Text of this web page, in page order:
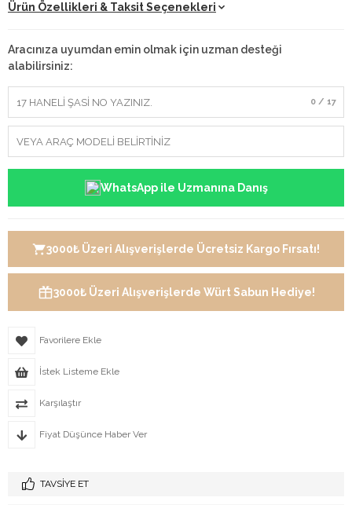
Ürün Özellikleri & Taksit Seçenekleri
Aracınıza uyumdan emin olmak için uzman desteği
alabilirsiniz:
0 / 17
WhatsApp ile Uzmanına Danış
3000₺ Üzeri Alışverişlerde Ücretsiz Kargo Fırsatı!
3000₺ Üzeri Alışverişlerde Würt Sabun Hediye!
Favorilere Ekle
İstek Listeme Ekle
Karşılaştır
Fiyat Düşünce Haber Ver
TAVSIYE ET